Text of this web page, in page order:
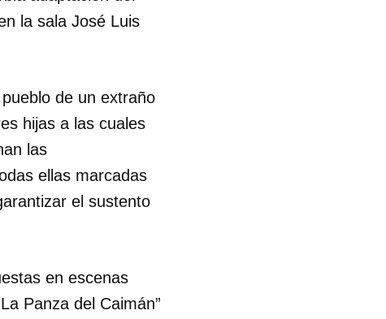
la sala José Luis
de un extraño
hijas a las cuales
las
ellas marcadas
el sustento
en escenas
Panza del Caimán”